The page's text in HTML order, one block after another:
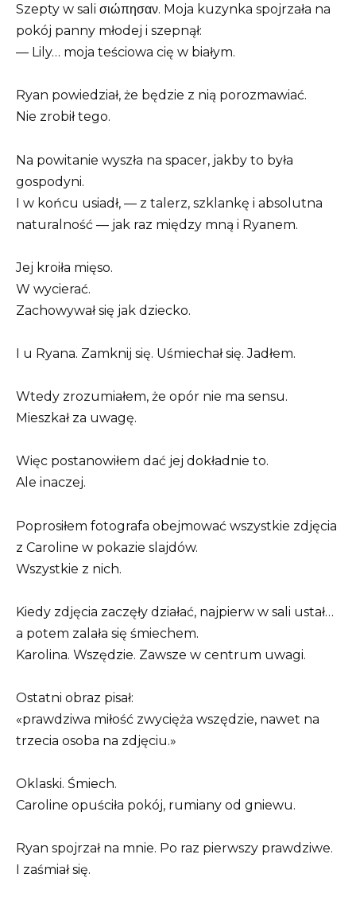
Szepty w sali σιώπησαν. Moja kuzynka spojrzała na
pokój panny młodej i szepnął:
— Lily… moja teściowa cię w białym.
Ryan powiedział, że będzie z nią porozmawiać.
Nie zrobił tego.
Na powitanie wyszła na spacer, jakby to była
gospodyni.
I w końcu usiadł, — z talerz, szklankę i absolutna
naturalność — jak raz między mną i Ryanem.
Jej kroiła mięso.
W wycierać.
Zachowywał się jak dziecko.
I u Ryana. Zamknij się. Uśmiechał się. Jadłem.
Wtedy zrozumiałem, że opór nie ma sensu.
Mieszkał za uwagę.
Więc postanowiłem dać jej dokładnie to.
Ale inaczej.
Poprosiłem fotografa obejmować wszystkie zdjęcia
z Caroline w pokazie slajdów.
Wszystkie z nich.
Kiedy zdjęcia zaczęły działać, najpierw w sali ustał…
a potem zalała się śmiechem.
Karolina. Wszędzie. Zawsze w centrum uwagi.
Ostatni obraz pisał:
«prawdziwa miłość zwycięża wszędzie, nawet na
trzecia osoba na zdjęciu.»
Oklaski. Śmiech.
Caroline opuściła pokój, rumiany od gniewu.
Ryan spojrzał na mnie. Po raz pierwszy prawdziwe.
I zaśmiał się.